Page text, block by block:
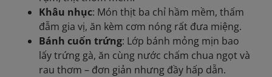
Khâu nhục: Món thịt ba chỉ hầm mềm, thấm
đẫm gia vị, ăn kèm cơm nóng rất đưa miệng.
Bánh cuốn trứng: Lớp bánh mỏng mịn bao
lấy trứng gà, ăn cùng nước chấm chua ngọt và
rau thơm – đơn giản nhưng đầy hấp dẫn.